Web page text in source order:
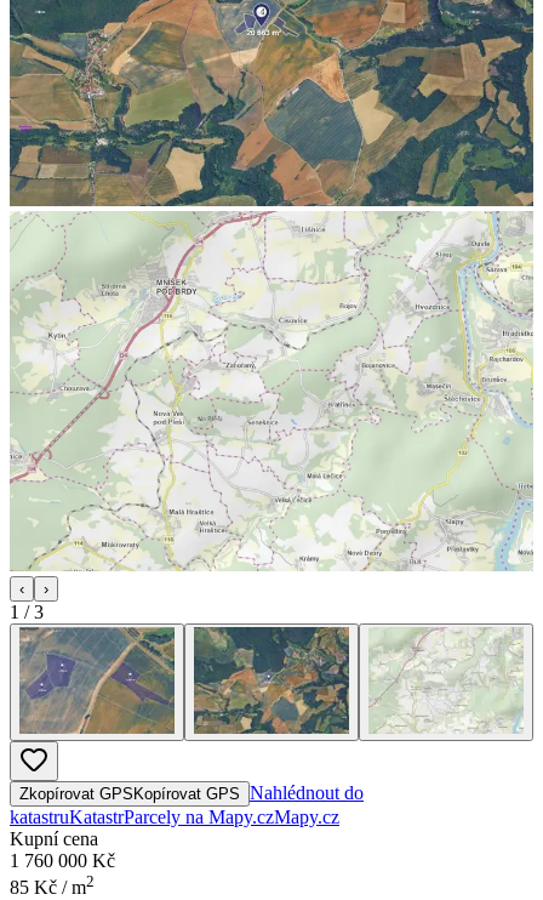
‹ ›
1 /3
Zkopírovat GPS Kopírovat GPS Nahlédnout do
katastruKatastrParcely na Mapy.czMapy.cz
Kupní cena
1 760 000 Kč
85 Kč / m2